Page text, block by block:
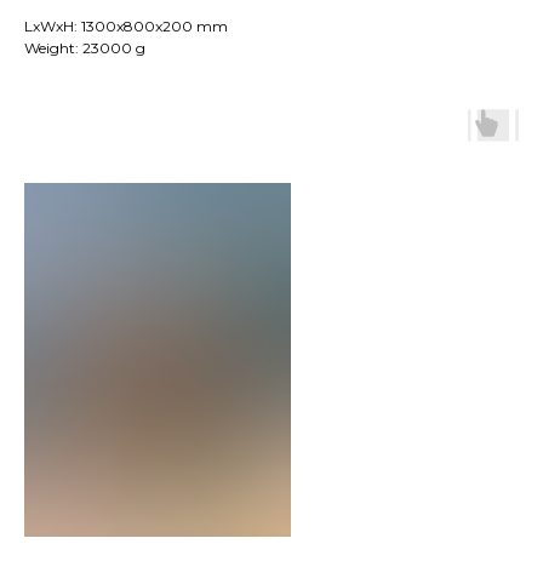
LxWxH: 1300x800x200 mm
Weight: 23000 g